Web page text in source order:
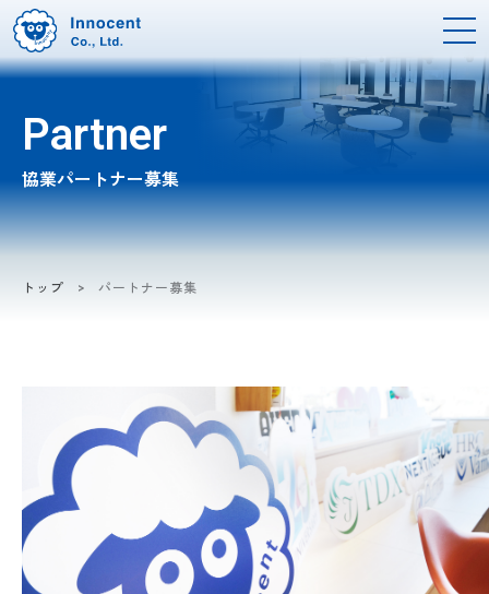
Partner
協業パートナー募集
トップ パートナー募集